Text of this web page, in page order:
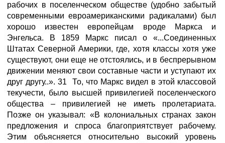
рабочих в поселенческом обществе (удобно забытый
современными евроамериканскими радикалами) был
хорошо известен европейцам вроде Маркса и
Энгельса. В 1859 Маркс писал о «...Соединенных
Штатах Северной Америки, где, хотя классы хотя уже
существуют, они еще не отстоялись, и в беспрерывном
движении меняют свои составные части и уступают их
друг другу..». 31 То, что Маркс видел в этой классовой
текучести, было высшей привилегией поселенческого
общества – привилегией не иметь пролетариата.
Позже он указывал: «В колониальных странах закон
предложения и спроса благоприятствует рабочему.
Этим объясняется относительно высокий уровень